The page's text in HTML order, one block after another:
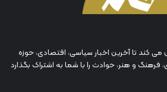
کند تا آخرین اخبار سیاسی، اقتصادی، حوزه
فرهنگ و هنر، حوادث را با شما به اشتراک بگذارد